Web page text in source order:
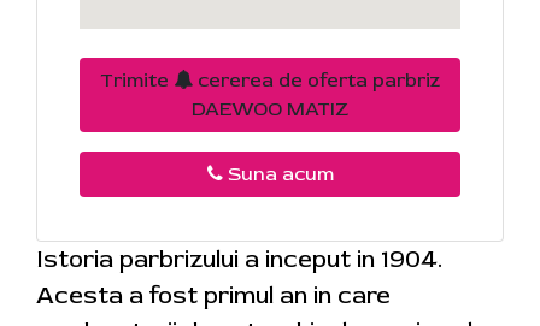
Trimite
cererea de oferta parbriz
DAEWOO MATIZ
Suna acum
Istoria parbrizului a inceput in 1904.
Acesta a fost primul an in care